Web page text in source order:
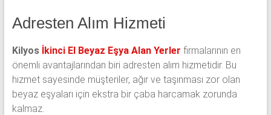
Adresten Alım Hizmeti
Kilyos İkinci El Beyaz Eşya Alan Yerler firmalarının en
önemli avantajlarından biri adresten alım hizmetidir. Bu
hizmet sayesinde müşteriler, ağır ve taşınması zor olan
beyaz eşyaları için ekstra bir çaba harcamak zorunda
kalmaz.